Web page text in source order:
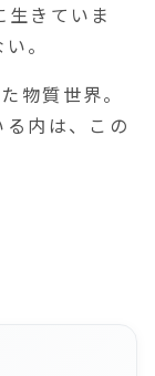
生きていま
。
物質世界。
内は、この